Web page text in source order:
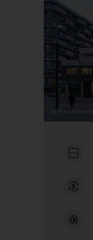
© Paul Sebesta